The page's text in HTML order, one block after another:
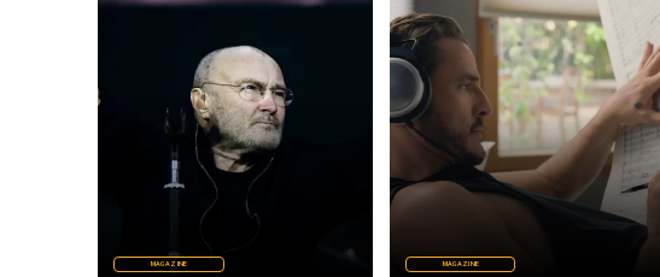
MAGAZINE MAGAZINE